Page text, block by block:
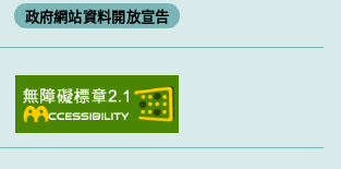
政府網站資料開放宣告